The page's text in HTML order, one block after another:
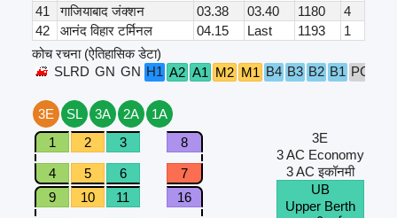
41
गाजियाबाद जंक्शन 03.38 03.40 1180
4
42
आनंद विहार टर्मिनल 04.15 Last 1193
1
कोच रचना (ऐतिहासिक डेटा)
SLRD GN GN H1 A2 A1 M2 M1 B4 B3 B2 B1 PC
3E SL 3A 2A
1A
1
2 3 8
4 5 6
7
9
10 11 16
3E
3 AC Economy
3 AC इकॉनमी
UB
Upper Berth